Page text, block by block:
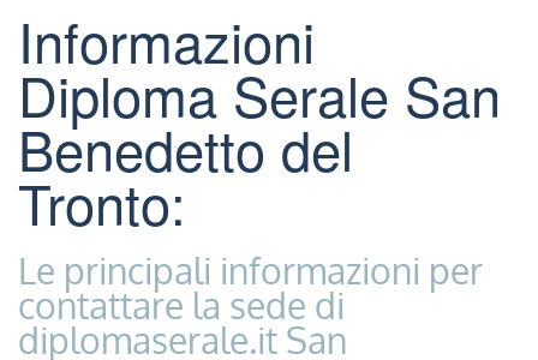
Informazioni
Diploma Serale San
Benedetto del
Tronto:
Le principali informazioni per
contattare la sede di
diplomaserale.it San